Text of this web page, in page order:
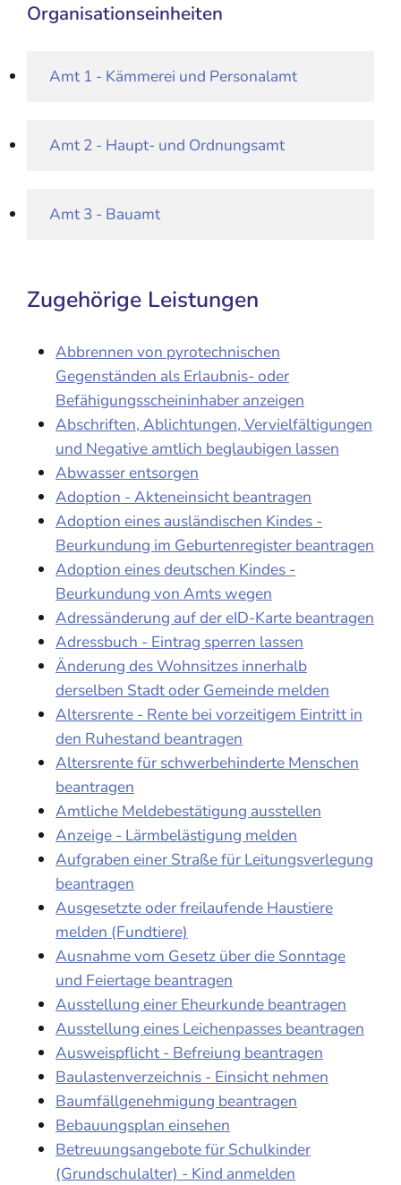
Organisationseinheiten
Amt 1 - Kämmerei und Personalamt
Amt 2 - Haupt- und Ordnungsamt
Amt 3 - Bauamt
Zugehörige Leistungen
Abbrennen von pyrotechnischen
Gegenständen als Erlaubnis- oder
Befähigungsscheininhaber anzeigen
Abschriften, Ablichtungen, Vervielfältigungen
und Negative amtlich beglaubigen lassen
Abwasser entsorgen
Adoption - Akteneinsicht beantragen
Adoption eines ausländischen Kindes -
Beurkundung im Geburtenregister beantragen
Adoption eines deutschen Kindes -
Beurkundung von Amts wegen
Adressänderung auf der eID-Karte beantragen
Adressbuch - Eintrag sperren lassen
Änderung des Wohnsitzes innerhalb
derselben Stadt oder Gemeinde melden
Altersrente - Rente bei vorzeitigem Eintritt in
den Ruhestand beantragen
Altersrente für schwerbehinderte Menschen
beantragen
Amtliche Meldebestätigung ausstellen
Anzeige - Lärmbelästigung melden
Aufgraben einer Straße für Leitungsverlegung
beantragen
Ausgesetzte oder freilaufende Haustiere
melden (Fundtiere)
Ausnahme vom Gesetz über die Sonntage
und Feiertage beantragen
Ausstellung einer Eheurkunde beantragen
Ausstellung eines Leichenpasses beantragen
Ausweispflicht - Befreiung beantragen
Baulastenverzeichnis - Einsicht nehmen
Baumfällgenehmigung beantragen
Bebauungsplan einsehen
Betreuungsangebote für Schulkinder
(Grundschulalter) - Kind anmelden